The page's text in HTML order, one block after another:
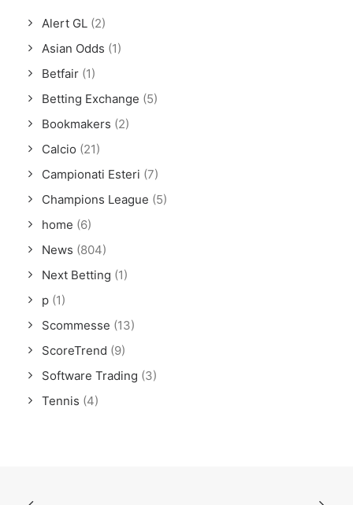
Alert GL (2)
Asian Odds (1)
Betfair (1)
Betting Exchange (5)
Bookmakers (2)
Calcio (21)
Campionati Esteri (7)
Champions League (5)
home (6)
News (804)
Next Betting (1)
p (1)
Scommesse (13)
ScoreTrend (9)
Software Trading (3)
Tennis (4)